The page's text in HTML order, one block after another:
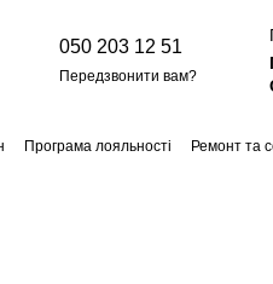
050 203 12 51
Передзвонити вам?
Програма лояльності Ремонт та